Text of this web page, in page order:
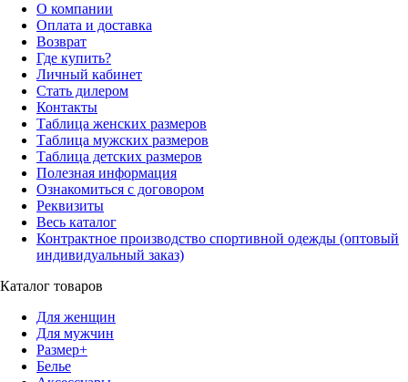
О компании
Оплата и доставка
Возврат
Где купить?
Личный кабинет
Стать дилером
Контакты
Таблица женских размеров
Таблица мужских размеров
Таблица детских размеров
Полезная информация
Ознакомиться с договором
Реквизиты
Весь каталог
Контрактное производство спортивной одежды (оптовый
индивидуальный заказ)
Каталог товаров
Для женщин
Для мужчин
Размер+
Белье